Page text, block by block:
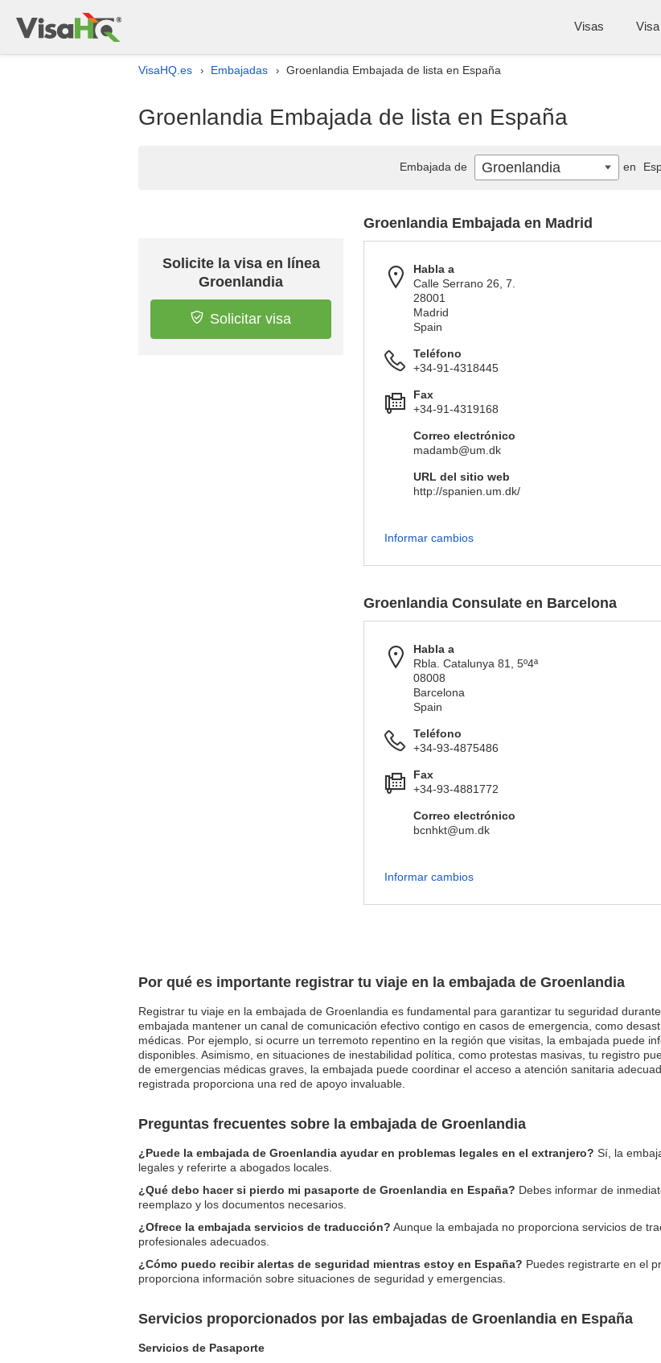
Visas
VisaHQ.es › Embajadas › Groenlandia Embajada de lista en España
Groenlandia Embajada de lista en España
Por qué es importante registrar tu viaje en la embajada de Groenlandia
Registrar tu viaje en la embajada de Groenlandia es fundamental para garantizar tu seguridad
embajada mantener un canal de comunicación efectivo contigo en casos de emergencia, como
médicas. Por ejemplo, si ocurre un terremoto repentino en la región que visitas, la embajada puede
disponibles. Asimismo, en situaciones de inestabilidad política, como protestas masivas, tu registro
de emergencias médicas graves, la embajada puede coordinar el acceso a atención sanitaria
registrada proporciona una red de apoyo invaluable.
Preguntas frecuentes sobre la embajada de Groenlandia
¿Puede la embajada de Groenlandia ayudar en problemas legales en el extranjero? Sí, la
legales y referirte a abogados locales.
¿Qué debo hacer si pierdo mi pasaporte de Groenlandia en España? Debes informar de
reemplazo y los documentos necesarios.
¿Ofrece la embajada servicios de traducción? Aunque la embajada no proporciona servicios de
profesionales adecuados.
¿Cómo puedo recibir alertas de seguridad mientras estoy en España? Puedes registrarte en el
proporciona información sobre situaciones de seguridad y emergencias.
Servicios proporcionados por las embajadas de Groenlandia en España
Servicios de Pasaporte
Solicite la visa en línea
Groenlandia
Solicitar visa
Groenlandia Embajada en Madrid
Habla a
Calle Serrano 26, 7.
28001
Madrid
Spain
Teléfono
+34-91-4318445
Fax
+34-91-4319168
Correo electrónico
madamb@um.dk
URL del sitio web
http://spanien.um.dk/
Informar cambios
Groenlandia Consulate en Barcelona
Habla a
Rbla. Catalunya 81, 5º4ª
08008
Barcelona
Spain
Teléfono
+34-93-4875486
Fax
+34-93-4881772
Correo electrónico
bcnhkt@um.dk
Informar cambios
Embajada de Groenlandia en